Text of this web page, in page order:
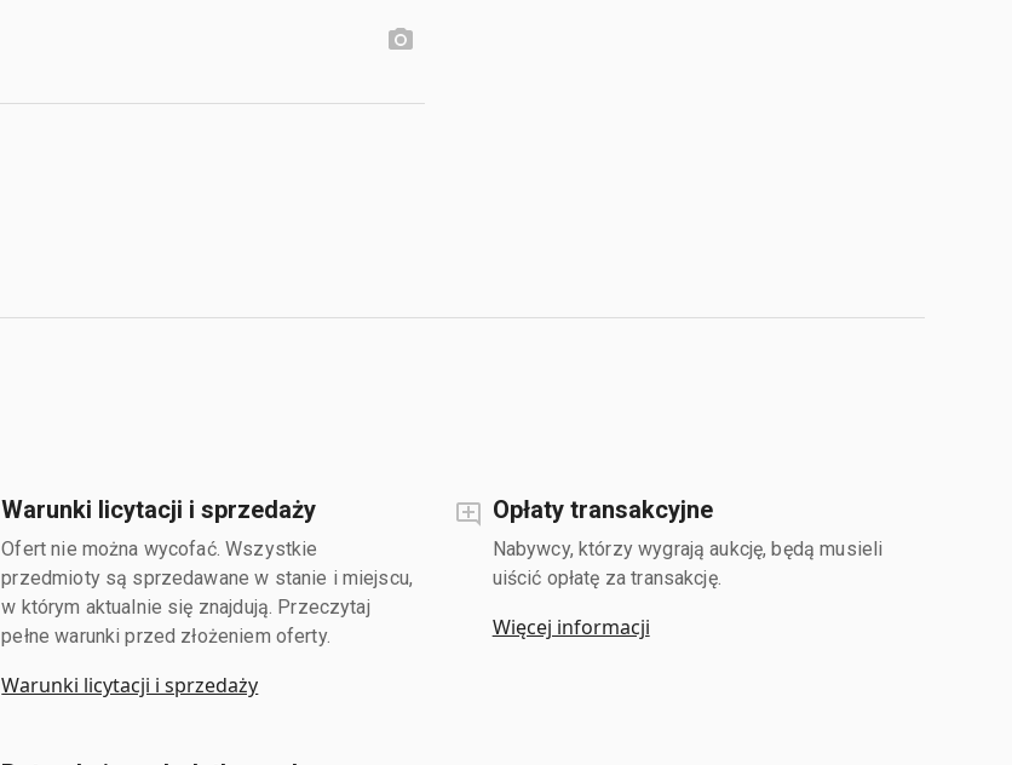
Warunki licytacji i sprzedaży
Ofert nie można wycofać. Wszystkie
przedmioty są sprzedawane w stanie i miejscu,
w którym aktualnie się znajdują. Przeczytaj
pełne warunki przed złożeniem oferty.
Warunki licytacji i sprzedaży
Opłaty transakcyjne
Nabywcy, którzy wygrają aukcję, będą musieli
uiścić opłatę za transakcję.
Więcej informacji